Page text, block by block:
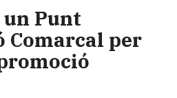
Punt
per